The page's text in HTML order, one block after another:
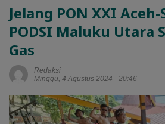
Jelang PON XXI
PODSI Maluku Utara
Gas
Redaksi
Minggu, 4 Agustus 2024 - 20:46